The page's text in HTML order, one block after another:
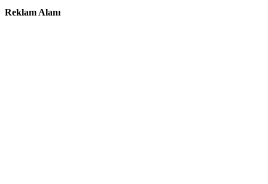
Reklam Alanı